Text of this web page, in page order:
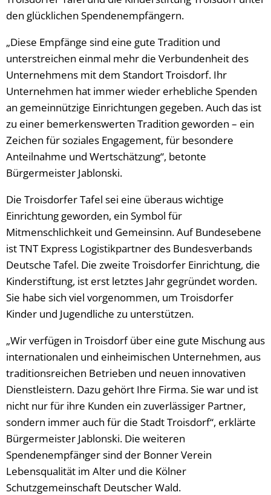
den glücklichen Spendenempfängern.
„Diese Empfänge sind eine gute Tradition und
unterstreichen einmal mehr die Verbundenheit des
Unternehmens mit dem Standort Troisdorf. Ihr
Unternehmen hat immer wieder erhebliche Spenden
an gemeinnützige Einrichtungen gegeben. Auch das ist
zu einer bemerkenswerten Tradition geworden – ein
Zeichen für soziales Engagement, für besondere
Anteilnahme und Wertschätzung“, betonte
Bürgermeister Jablonski.
Die Troisdorfer Tafel sei eine überaus wichtige
Einrichtung geworden, ein Symbol für
Mitmenschlichkeit und Gemeinsinn. Auf Bundesebene
ist TNT Express Logistikpartner des Bundesverbands
Deutsche Tafel. Die zweite Troisdorfer Einrichtung, die
Kinderstiftung, ist erst letztes Jahr gegründet worden.
Sie habe sich viel vorgenommen, um Troisdorfer
Kinder und Jugendliche zu unterstützen.
„Wir verfügen in Troisdorf über eine gute Mischung aus
internationalen und einheimischen Unternehmen, aus
traditionsreichen Betrieben und neuen innovativen
Dienstleistern. Dazu gehört Ihre Firma. Sie war und ist
nicht nur für ihre Kunden ein zuverlässiger Partner,
sondern immer auch für die Stadt Troisdorf“, erklärte
Bürgermeister Jablonski. Die weiteren
Spendenempfänger sind der Bonner Verein
Lebensqualität im Alter und die Kölner
Schutzgemeinschaft Deutscher Wald.